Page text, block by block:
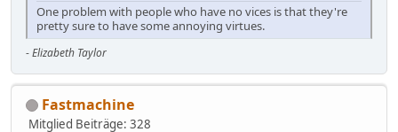
One problem with people who have no vices is that they're
pretty sure to have some annoying virtues.
-Elizabeth Taylor
Fastmachine
Mitglied Beiträge: 328